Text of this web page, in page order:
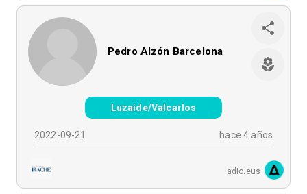
Pedro Alzón Barcelona
Luzaide/Valcarlos
2022-09-21 hace 4 años
adio.eus